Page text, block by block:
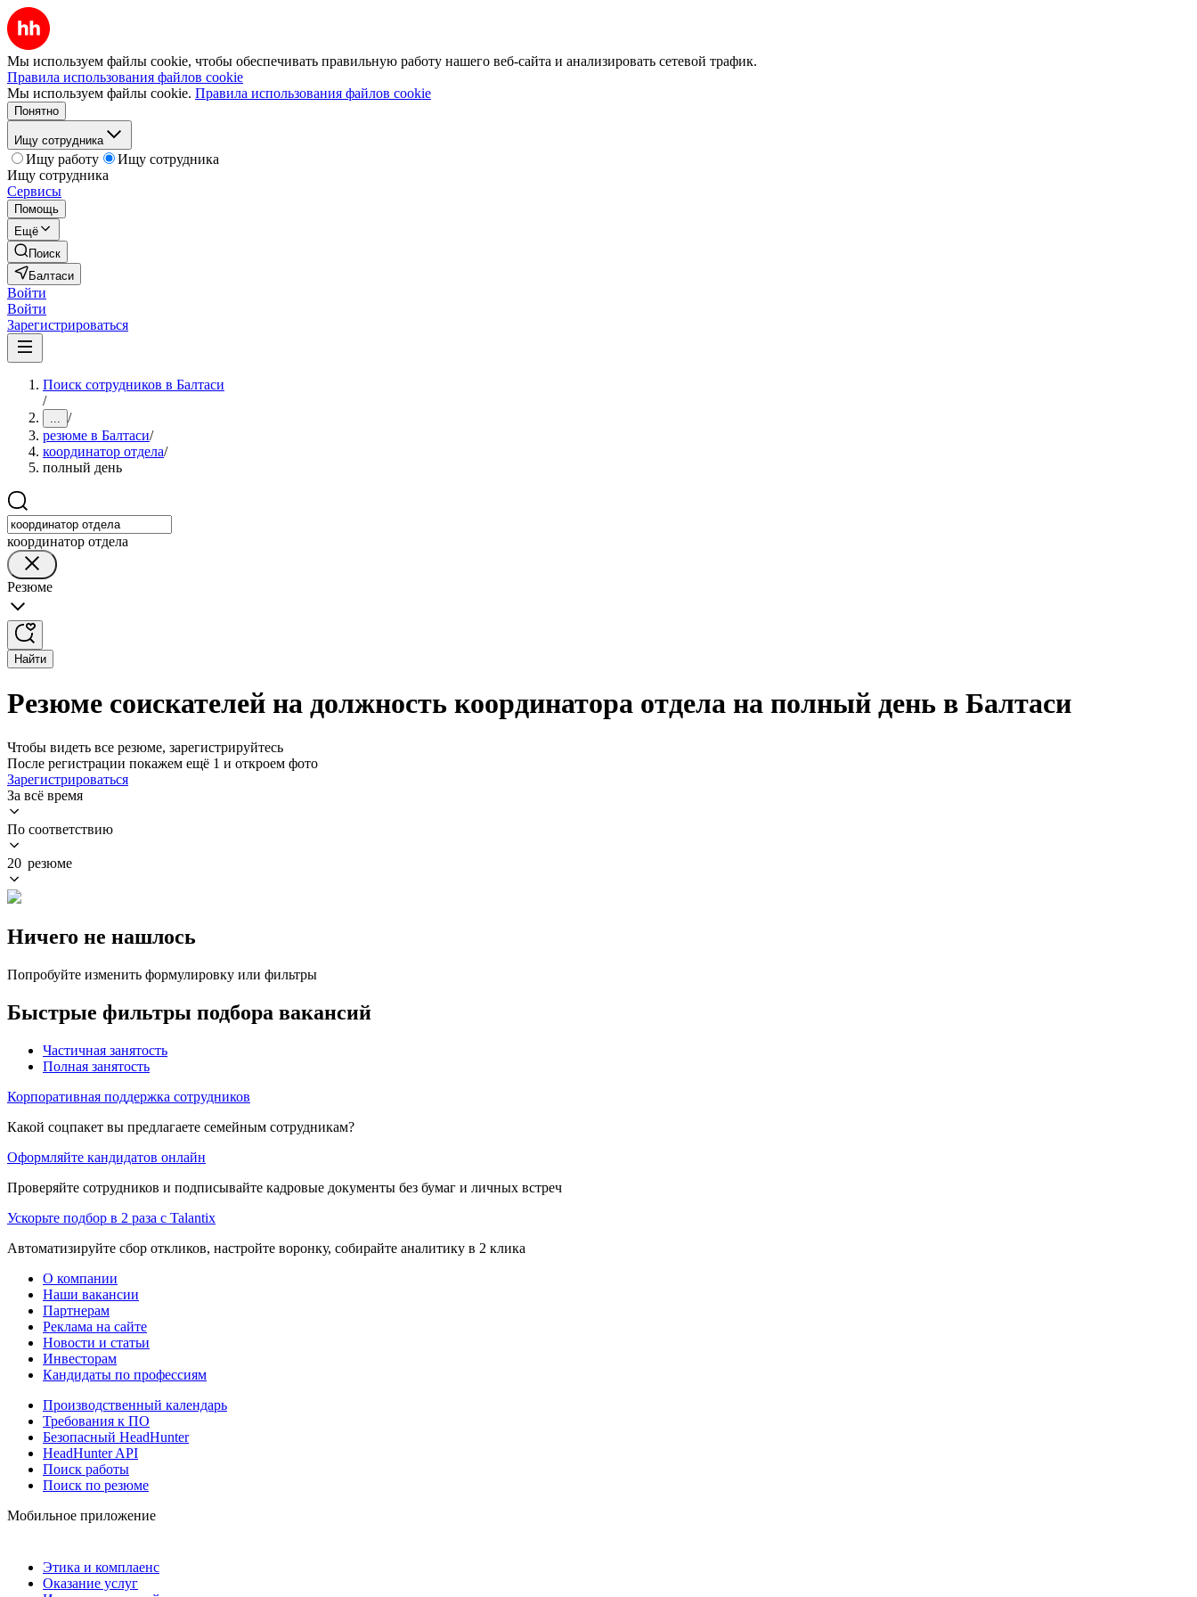
Мы используем файлы cookie, чтобы обеспечивать правильную работу нашего веб-сайта и анализировать сетевой трафик.
Правила использования файлов cookie
Мы используем файлы cookie. Правила использования файлов cookie
Понятно
Ищу сотрудника
Ищу работу
Ищу сотрудника
Ищу сотрудника
Сервисы
Помощь
Ещё
Поиск
Балтаси
Войти
Войти
Зарегистрироваться
Поиск сотрудников в Балтаси
/
... /
резюме в Балтаси/
координатор отдела/
полный день
координатор отдела
Резюме
Найти
Резюме соискателей на должность координатора отдела на полный день в Балтаси
Чтобы видеть все резюме, зарегистрируйтесь
После регистрации покажем ещё 1 и откроем фото
Зарегистрироваться
За всё время
По соответствию
20 резюме
Ничего не нашлось
Попробуйте изменить формулировку или фильтры
Быстрые фильтры подбора вакансий
Частичная занятость
Полная занятость
Корпоративная поддержка сотрудников
Какой соцпакет вы предлагаете семейным сотрудникам?
Оформляйте кандидатов онлайн
Проверяйте сотрудников и подписывайте кадровые документы без бумаг и личных встреч
Ускорьте подбор в 2 раза с Talantix
Автоматизируйте сбор откликов, настройте воронку, собирайте аналитику в 2 клика
О компании
Наши вакансии
Партнерам
Реклама на сайте
Новости и статьи
Инвесторам
Кандидаты по профессиям
Производственный календарь
Требования к ПО
Безопасный HeadHunter
HeadHunter API
Поиск работы
Поиск по резюме
Мобильное приложение
Этика и комплаенс
Оказание услуг